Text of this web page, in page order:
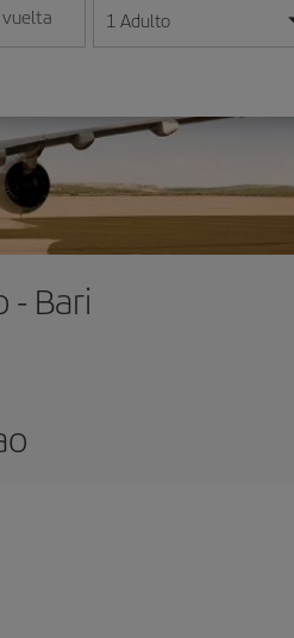
mes/año
vuelta
fecha en formato día/mes/año
1 Adulto
- Bari